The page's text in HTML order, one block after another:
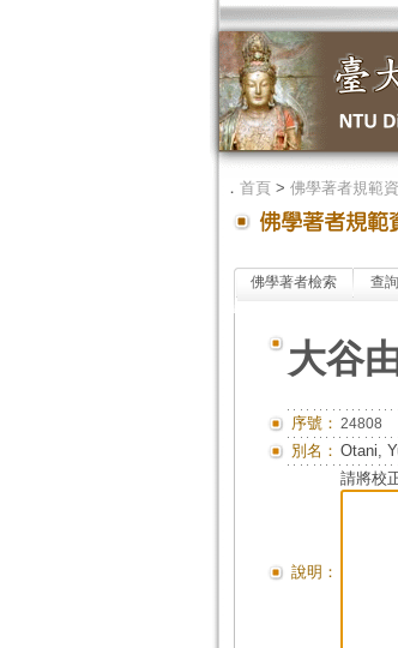
． 首頁> 佛學著者規範
佛學著者檢索 查
大谷
序號： 24808
別名： Otani,
說明：
請將校